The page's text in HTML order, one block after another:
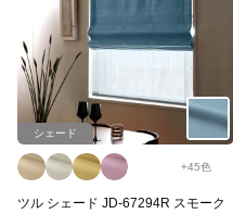
シェード
+45色
ツル シェード JD-67294R スモーク